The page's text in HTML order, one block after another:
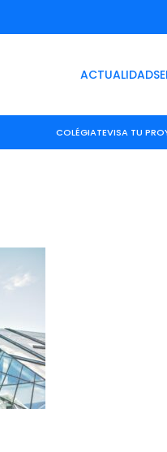
ACTUALIDAD
COLÉGIATEVISA TU